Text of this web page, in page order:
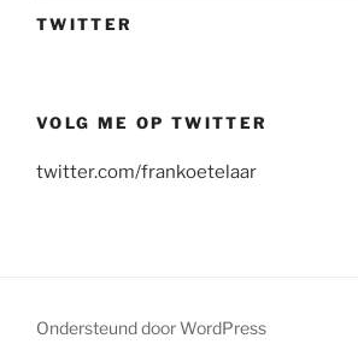
TWITTER
VOLG ME OP TWITTER
twitter.com/frankoetelaar
Ondersteund door WordPress